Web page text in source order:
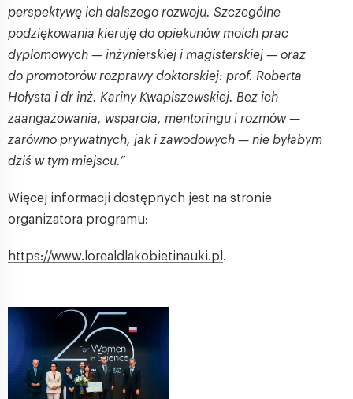
perspektywę ich dalszego rozwoju. Szczególne
podziękowania kieruję do opiekunów moich prac
dyplomowych — inżynierskiej i magisterskiej — oraz
do promotorów rozprawy doktorskiej: prof. Roberta
Hołysta i dr inż. Kariny Kwapiszewskiej. Bez ich
zaangażowania, wsparcia, mentoringu i rozmów —
zarówno prywatnych, jak i zawodowych — nie byłabym
dziś w tym miejscu.”
Więcej informacji dostępnych jest na stronie
organizatora programu:
https://www.lorealdlakobietinauki.pl .